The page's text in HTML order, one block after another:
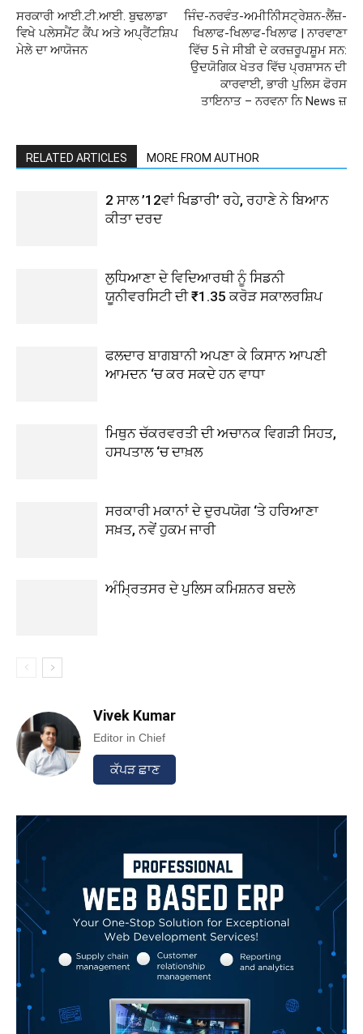
ਸਰਕਾਰੀ ਆਈ.ਟੀ.ਆਈ. ਬੁਢਲਾਡਾ
ਵਿਖੇ ਪਲੇਸਮੈਂਟ ਕੈਂਪ ਅਤੇ ਅਪ੍ਰੈਂਟਸ਼ਿਪ
ਮੇਲੇ ਦਾ ਆਯੋਜਨ
ਜਿੰਦ-ਨਰਵੰਤ-ਅਮੀਨੀਿਸਟ੍ਰੇਸ਼ਨ-ਲੈਂਜ਼-
ਖਿਲਾਫ-ਖਿਲਾਫ-ਖਿਲਾਫ | ਨਾਰਵਾਣਾ
ਵਿੱਚ 5 ਜੇ ਸੀਬੀ ਦੇ ਕਰਜ਼ਰੂਪਸ਼ੂਮ ਸਨ:
ਉਦਯੋਗਿਕ ਖੇਤਰ ਵਿੱਚ ਪ੍ਰਸ਼ਾਸਨ ਦੀ
ਕਾਰਵਾਈ, ਭਾਰੀ ਪੁਲਿਸ ਫੋਰਸ
ਤਾਇਨਾਤ – ਨਰਵਨਾ ਨਿ News ਜ਼
RELATED ARTICLES MORE FROM AUTHOR
2 ਸਾਲ ’12ਵਾਂ ਖਿਡਾਰੀ’ ਰਹੇ, ਰਹਾਣੇ ਨੇ ਬਿਆਨ
ਕੀਤਾ ਦਰਦ
ਲੁਧਿਆਣਾ ਦੇ ਵਿਦਿਆਰਥੀ ਨੂੰ ਸਿਡਨੀ
ਯੂਨੀਵਰਸਿਟੀ ਦੀ ₹1.35 ਕਰੋੜ ਸਕਾਲਰਸ਼ਿਪ
ਫਲਦਾਰ ਬਾਗਬਾਨੀ ਅਪਣਾ ਕੇ ਕਿਸਾਨ ਆਪਣੀ
ਆਮਦਨ ‘ਚ ਕਰ ਸਕਦੇ ਹਨ ਵਾਧਾ
ਮਿਥੁਨ ਚੱਕਰਵਰਤੀ ਦੀ ਅਚਾਨਕ ਵਿਗੜੀ ਸਿਹਤ,
ਹਸਪਤਾਲ ‘ਚ ਦਾਖ਼ਲ
ਸਰਕਾਰੀ ਮਕਾਨਾਂ ਦੇ ਦੁਰਪਯੋਗ ‘ਤੇ ਹਰਿਆਣਾ
ਸਖ਼ਤ, ਨਵੇਂ ਹੁਕਮ ਜਾਰੀ
ਅੰਮ੍ਰਿਤਸਰ ਦੇ ਪੁਲਿਸ ਕਮਿਸ਼ਨਰ ਬਦਲੇ
Vivek Kumar
Editor in Chief
ਕੱਪੜ ਛਾਣ